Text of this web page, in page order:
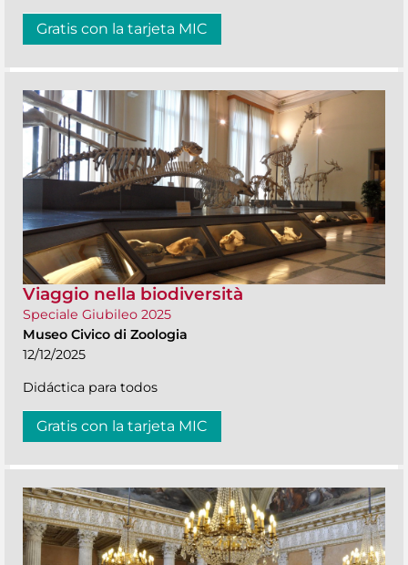
Gratis con la tarjeta MIC
Viaggio nella biodiversità
Speciale Giubileo 2025
Museo Civico di Zoologia
12/12/2025
Didáctica para todos
Gratis con la tarjeta MIC